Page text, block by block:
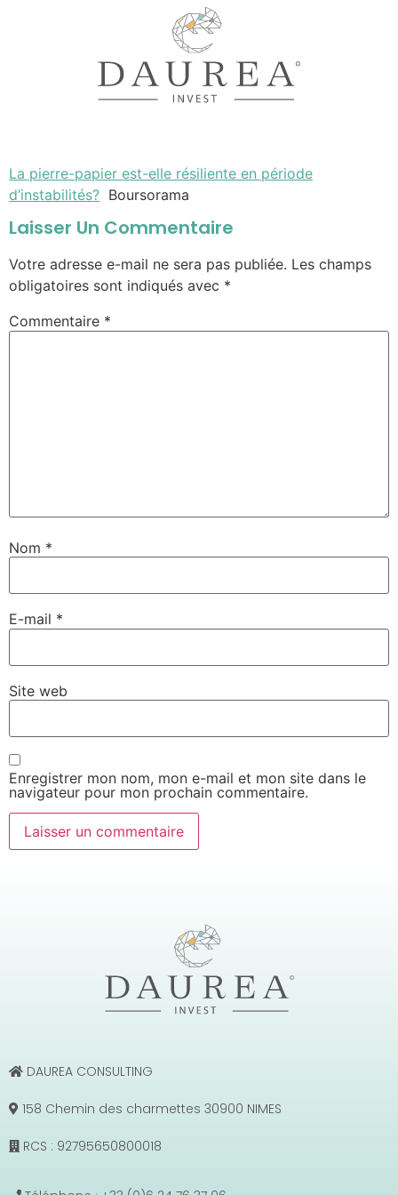
La pierre-papier est-elle résiliente en période
d’instabilités? Boursorama
Laisser Un Commentaire
Votre adresse e-mail ne sera pas publiée. Les champs
obligatoires sont indiqués avec *
Commentaire *
Nom *
E-mail *
Site web
Enregistrer mon nom, mon e-mail et mon site dans le
navigateur pour mon prochain commentaire.
DAUREA CONSULTING
158 Chemin des charmettes 30900 NIMES
RCS : 92795650800018